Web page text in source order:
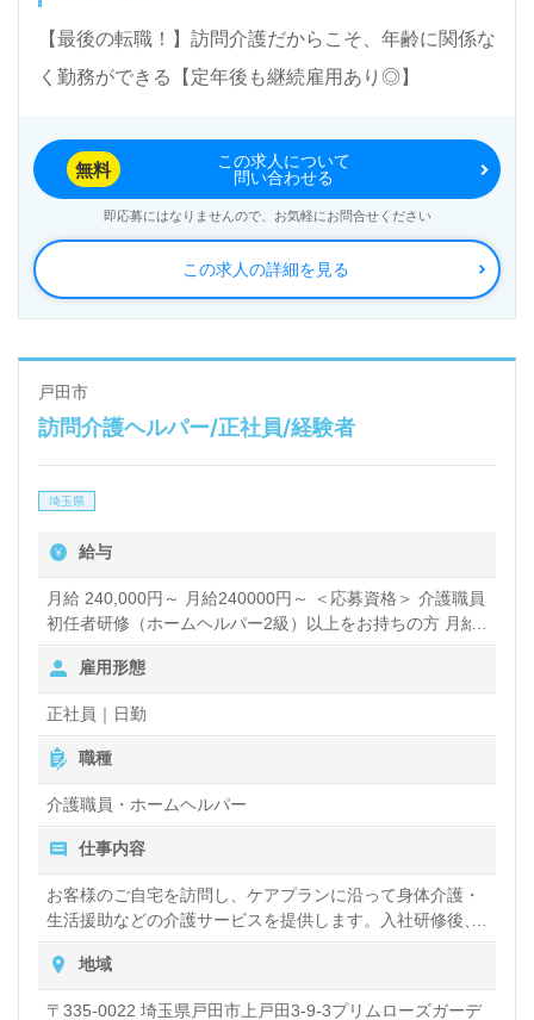
【最後の転職！】訪問介護だからこそ、年齢に関係な
く勤務ができる【定年後も継続雇用あり◎】
この求人の詳細を見る
無料
この求人について
問い合わせる
即応募にはなりませんので、お気軽にお問合せください
戸田市
訪問介護ヘルパー/正社員/経験者
埼玉県
給与
月給 240,000円～ 月給240000円～ ＜応募資格＞ 介護職員
初任者研修（ホームヘルパー2級）以上をお持ちの方 月給
245000円～ ＜応募資格＞ 実務者研修をお持ちの方 月給
255000円～ ＜応募資格＞ 介護福祉士
雇用形態
正社員｜日勤
職種
介護職員・ホームヘルパー
仕事内容
お客様のご自宅を訪問し、ケアプランに沿って身体介護・
生活援助などの介護サービスを提供します。入社研修後、
先輩社員に同行して、お客様宅でのサービスの手順を覚え
るところからお仕事をスタート。同行の回数に制限はない
ため、安心できるまで同行訪問が可能です。また、コール
地域
〒335-0022 埼玉県戸田市上戸田3-9-3プリムローズガーデ